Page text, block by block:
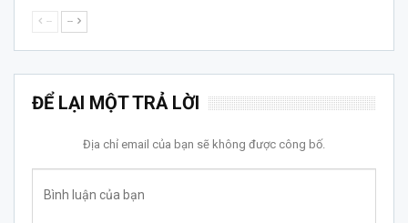
-- --
ĐỂ LẠI MỘT TRẢ LỜI
Địa chỉ email của bạn sẽ không được công bố.